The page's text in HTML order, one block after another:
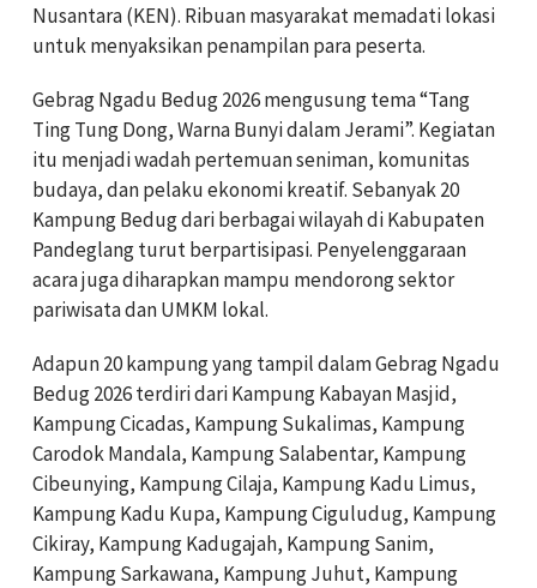
Nusantara (KEN). Ribuan masyarakat memadati lokasi
untuk menyaksikan penampilan para peserta.
Gebrag Ngadu Bedug 2026 mengusung tema “Tang
Ting Tung Dong, Warna Bunyi dalam Jerami”. Kegiatan
itu menjadi wadah pertemuan seniman, komunitas
budaya, dan pelaku ekonomi kreatif. Sebanyak 20
Kampung Bedug dari berbagai wilayah di Kabupaten
Pandeglang turut berpartisipasi. Penyelenggaraan
acara juga diharapkan mampu mendorong sektor
pariwisata dan UMKM lokal.
Adapun 20 kampung yang tampil dalam Gebrag Ngadu
Bedug 2026 terdiri dari Kampung Kabayan Masjid,
Kampung Cicadas, Kampung Sukalimas, Kampung
Carodok Mandala, Kampung Salabentar, Kampung
Cibeunying, Kampung Cilaja, Kampung Kadu Limus,
Kampung Kadu Kupa, Kampung Ciguludug, Kampung
Cikiray, Kampung Kadugajah, Kampung Sanim,
Kampung Sarkawana, Kampung Juhut, Kampung